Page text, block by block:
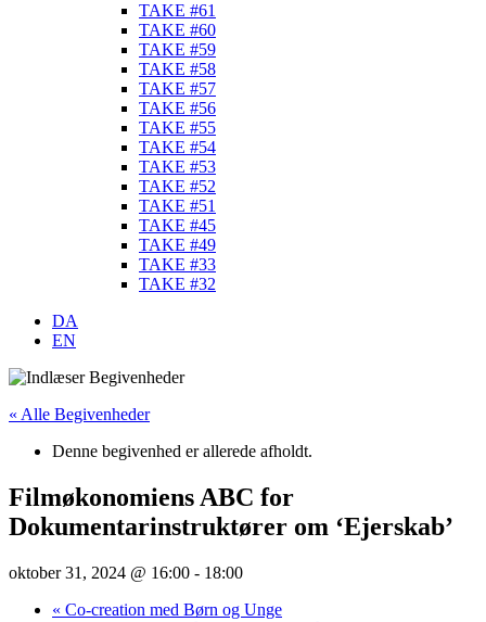
TAKE #61
TAKE #60
TAKE #59
TAKE #58
TAKE #57
TAKE #56
TAKE #55
TAKE #54
TAKE #53
TAKE #52
TAKE #51
TAKE #45
TAKE #49
TAKE #33
TAKE #32
DA
EN
« Alle Begivenheder
Denne begivenhed er allerede afholdt.
Filmøkonomiens ABC for
Dokumentarinstruktører om ‘Ejerskab’
oktober 31, 2024 @ 16:00 - 18:00
« Co-creation med Børn og Unge